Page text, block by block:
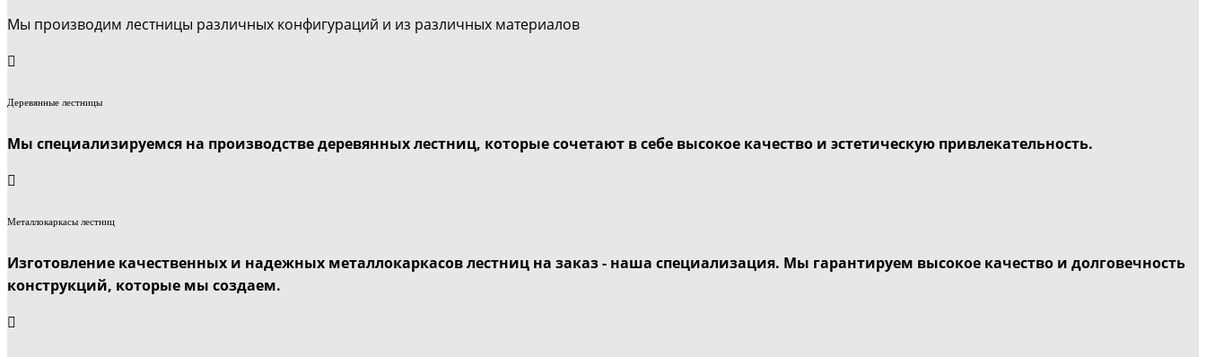
Мы производим лестницы различных конфигураций и из различных материалов
Деревянные лестницы
Мы специализируемся на производстве деревянных лестниц, которые сочетают в себе высокое качество и эстетическую привлекательность.
Металлокаркасы лестниц
Изготовление качественных и надежных металлокаркасов лестниц на заказ - наша специализация. Мы гарантируем высокое качество и долговечность
конструкций, которые мы создаем.